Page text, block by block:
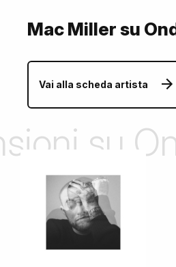
Mac Miller su
Vai alla scheda artista
su